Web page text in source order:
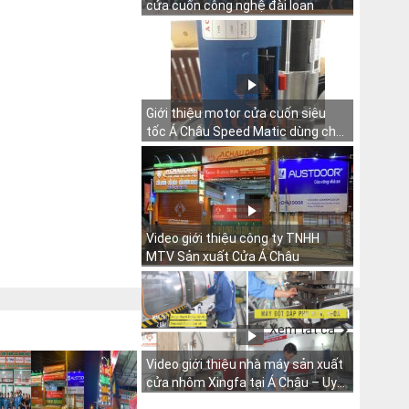
cửa cuốn công nghệ đài loan
Giới thiệu motor cửa cuốn siêu
tốc Á Châu Speed Matic dùng cho
cửa cuốn đài loan có lò xo trợ lực
Video giới thiệu công ty TNHH
MTV Sản xuất Cửa Á Châu
Video giới thiệu nhà máy sản xuất
cửa nhôm Xingfa tại Á Châu – Uy
Xem tất cả